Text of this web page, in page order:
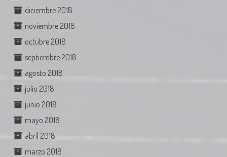
diciembre 2018
noviembre 2018
octubre 2018
septiembre 2018
agosto 2018
julio 2018
junio 2018
mayo 2018
abril 2018
marzo 2018